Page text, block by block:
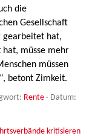
die
Gesellschaft
gearbeitet hat,
hat, müsse mehr
müssen
betont Zimkeit.
Rente · Datum:
kritisieren